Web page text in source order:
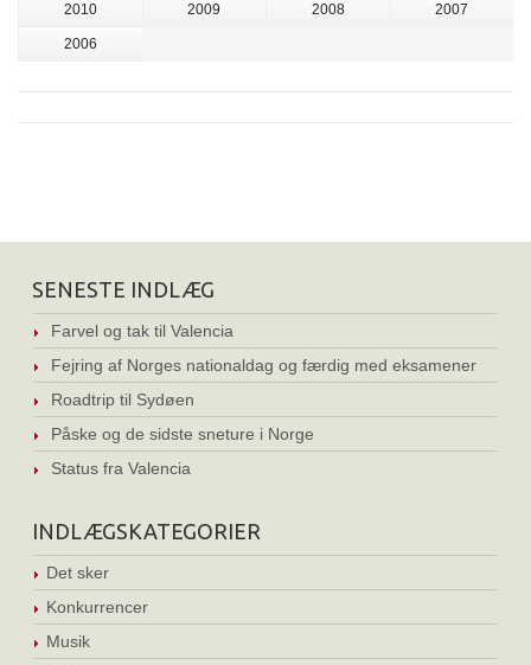
2010 2009 2008 2007
2006
SENESTE INDLÆG
Farvel og tak til Valencia
Fejring af Norges nationaldag og færdig med eksamener
Roadtrip til Sydøen
Påske og de sidste sneture i Norge
Status fra Valencia
INDLÆGSKATEGORIER
Det sker
Konkurrencer
Musik